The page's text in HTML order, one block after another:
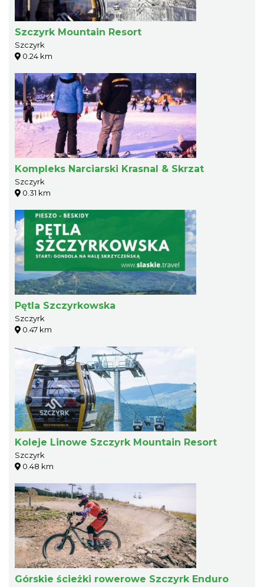
Szczyrk Mountain Resort
Szczyrk
0.24 km
Kompleks Narciarski Krasnal & Skrzat
Szczyrk
0.31 km
Pętla Szczyrkowska
Szczyrk
0.47 km
Koleje Linowe Szczyrk Mountain Resort
Szczyrk
0.48 km
Górskie ścieżki rowerowe Szczyrk Enduro